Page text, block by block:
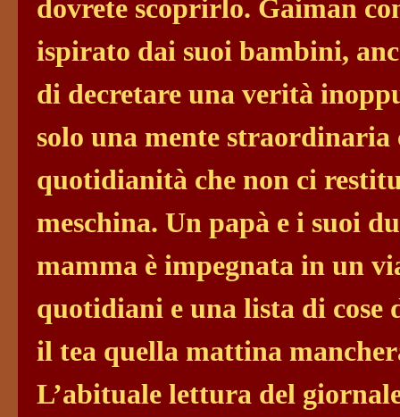
dovrete scoprirlo. Gaiman
ispirato dai suoi bambini,
di decretare una verità
solo una mente straordinaria
quotidianità che non ci
meschina. Un papà e i suoi
mamma è impegnata in un
quotidiani e una lista di cose
il tea quella mattina
L’abituale lettura del